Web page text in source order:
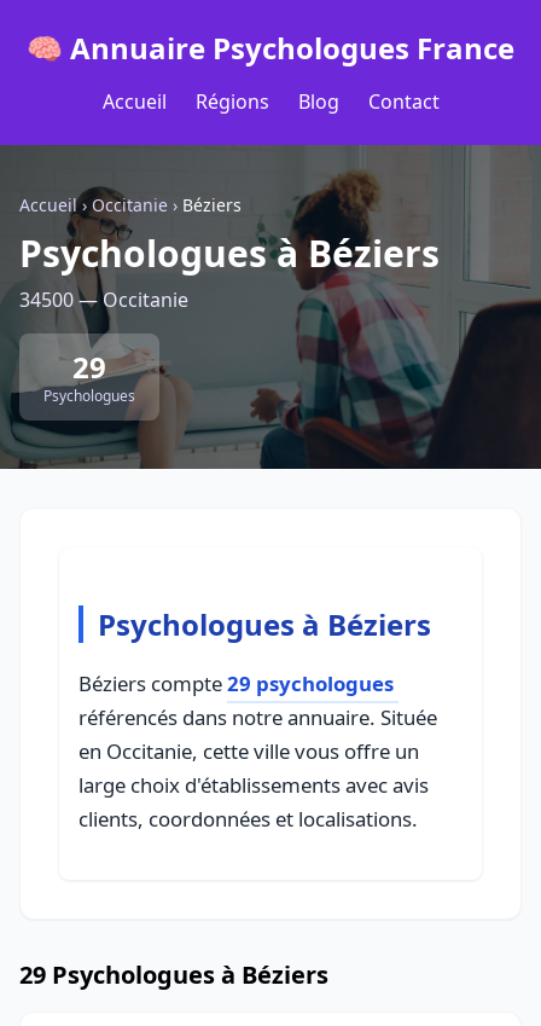
🧠 Annuaire Psychologues France
Accueil Régions Blog Contact
Accueil› Occitanie › Béziers
Psychologues à Béziers
34500 — Occitanie
29
Psychologues
Psychologues à Béziers
Béziers compte29 psychologues
référencés dans notre annuaire. Située
en Occitanie, cette ville vous offre un
large choix d'établissements avec avis
clients, coordonnées et localisations.
29 Psychologues à Béziers